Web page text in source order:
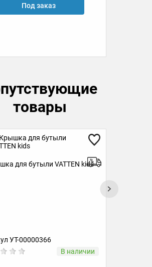
Под заказ
товары
для бутыли VATTEN kids
УТ-00000366
В наличии